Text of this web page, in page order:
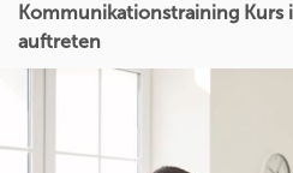
Kommunikationstraining Kurs
auftreten